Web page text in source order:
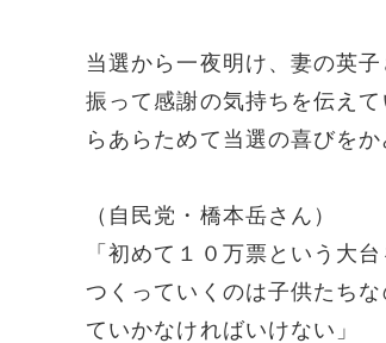
当選から一夜明け、妻の英
振って感謝の気持ちを伝え
らあらためて当選の喜びを
（自民党・橋本岳さん）
「初めて１０万票という大
つくっていくのは子供たち
ていかなければいけない」